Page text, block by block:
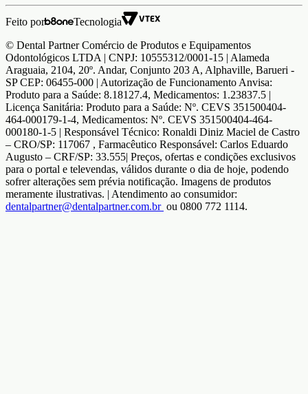
Feito por
Tecnologia
© Dental Partner Comércio de Produtos e Equipamentos
Odontológicos LTDA | CNPJ: 10555312/0001-15 | Alameda
Araguaia, 2104, 20º. Andar, Conjunto 203 A, Alphaville, Barueri -
SP CEP: 06455-000 | Autorização de Funcionamento Anvisa:
Produto para a Saúde: 8.18127.4, Medicamentos: 1.23837.5 |
Licença Sanitária: Produto para a Saúde: Nº. CEVS 351500404-
464-000179-1-4, Medicamentos: Nº. CEVS 351500404-464-
000180-1-5 | Responsável Técnico: Ronaldi Diniz Maciel de Castro
– CRO/SP: 117067 , Farmacêutico Responsável: Carlos Eduardo
Augusto – CRF/SP: 33.555| Preços, ofertas e condições exclusivos
para o portal e televendas, válidos durante o dia de hoje, podendo
sofrer alterações sem prévia notificação. Imagens de produtos
meramente ilustrativas. | Atendimento ao consumidor:
dentalpartner@dentalpartner.com.br ou 0800 772 1114.